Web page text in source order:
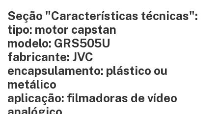
Seção "Características técnicas":
tipo: motor capstan
modelo: GRS505U
fabricante: JVC
encapsulamento: plástico ou
metálico
aplicação: filmadoras de vídeo